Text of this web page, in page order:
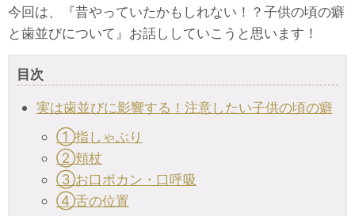
今回は、『昔やっていたかもしれない！？子供の頃の癖
と歯並びについて』お話ししていこうと思います！
目次
実は歯並びに影響する！注意したい子供の頃の癖
①指しゃぶり
②頬杖
③お口ポカン・口呼吸
④舌の位置